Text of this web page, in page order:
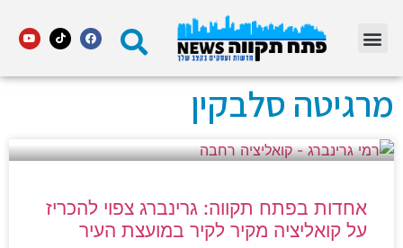
מרגיטה סלבקין
אחדות בפתח תקווה: גרינברג צפוי להכריז
על קואליציה מקיר לקיר במועצת העיר